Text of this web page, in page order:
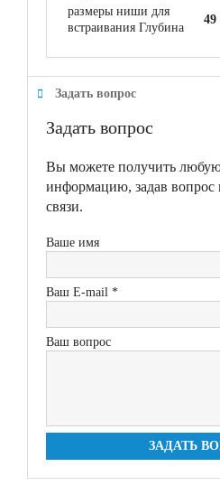
размеры ниши для
встраивания Глубина
Задать вопрос
Задать вопрос
Вы можете получить
информацию, задав вопрос
связи.
Ваше имя
Ваш E-mail *
Ваш вопрос
ЗАДАТЬ